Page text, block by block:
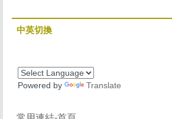
中英切換
Powered by Translate